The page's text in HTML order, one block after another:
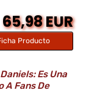
65,98 EUR
Producto
Es Una
A Fans De